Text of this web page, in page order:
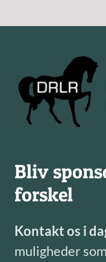
Bliv
forskel
Kontakt os i
muligheder